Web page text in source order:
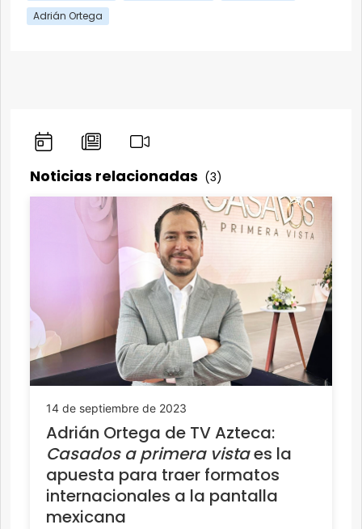
Adrián Ortega
Noticias relacionadas (3)
14 de septiembre de 2023
Adrián Ortega de TV Azteca:
Casados a primera vistaes la
apuesta para traer formatos
internacionales a la pantalla
mexicana